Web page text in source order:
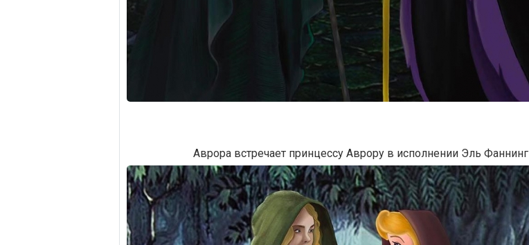
Аврора встречает принцессу Аврору в исполнении Эль Фаннинг